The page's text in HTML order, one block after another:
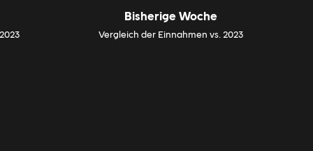
Bisherige Woche
Vergleich der Einnahmen vs. 2023